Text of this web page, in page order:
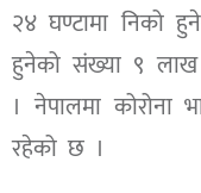
२४ घण्टामा निको
हुनेको संख्या ९
। नेपालमा कोरोना
रहेको छ ।